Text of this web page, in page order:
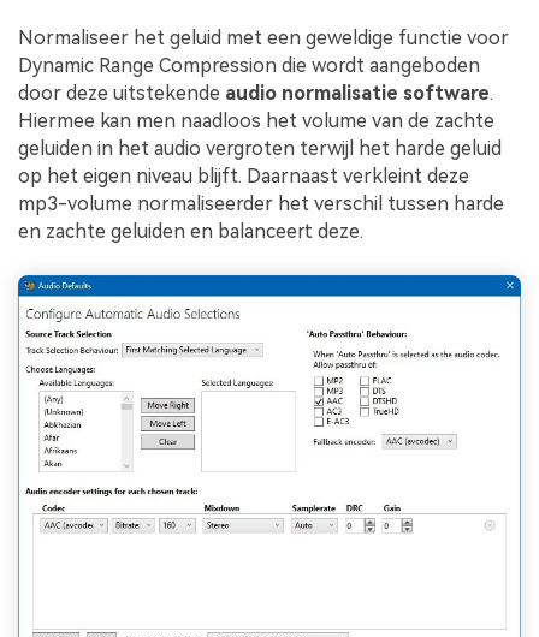
Normaliseer het geluid met een geweldige functie voor
Dynamic Range Compression die wordt aangeboden
door deze uitstekende audio normalisatie software.
Hiermee kan men naadloos het volume van de zachte
geluiden in het audio vergroten terwijl het harde geluid
op het eigen niveau blijft. Daarnaast verkleint deze
mp3-volume normaliseerder het verschil tussen harde
en zachte geluiden en balanceert deze.